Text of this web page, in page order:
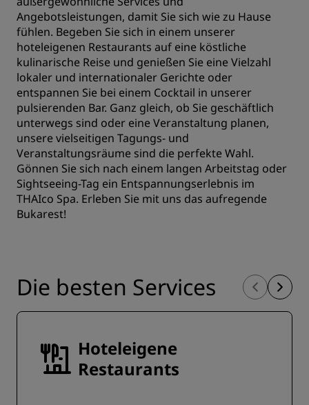
Angebotsleistungen, damit Sie sich wie zu Hause
fühlen. Begeben Sie sich in einem unserer
hoteleigenen Restaurants auf eine köstliche
kulinarische Reise und genießen Sie eine Vielzahl
lokaler und internationaler Gerichte oder
entspannen Sie bei einem Cocktail in unserer
pulsierenden Bar. Ganz gleich, ob Sie geschäftlich
unterwegs sind oder eine Veranstaltung planen,
unsere vielseitigen Tagungs- und
Veranstaltungsräume sind die perfekte Wahl.
Gönnen Sie sich nach einem langen Arbeitstag oder
Sightseeing-Tag ein Entspannungserlebnis im
THAIco Spa. Erleben Sie mit uns das aufregende
Bukarest!
Die besten Services
Hoteleigene
Restaurants